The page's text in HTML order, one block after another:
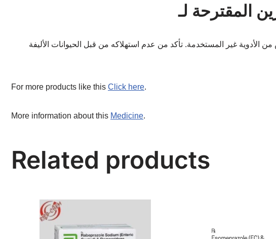
الأدوية غير المستخدمة. تأكد من عدم استهلاكه من قبل الحيوانات الأليفة
For more products like this Click here.
More information about this Medicine.
Related products